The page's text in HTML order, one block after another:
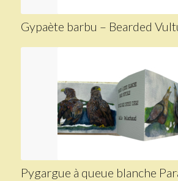
Gypaète barbu – Bearded
Pygargue à queue blanche